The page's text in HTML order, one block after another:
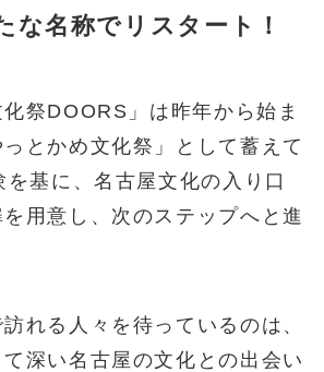
な名称でリスタート！
化祭DOORS」は昨年から始ま
とかめ文化祭」として蓄えて
を基に、名古屋文化の入り口
用意し、次のステップへと進
れる人々を待っているのは、
深い名古屋の文化との出会い